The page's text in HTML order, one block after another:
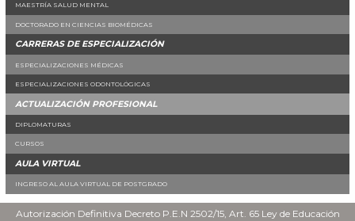
MAESTRÍA SALUD MENTAL
DOCTORADO EN CIENCIAS BIOMÉDICAS
CARRERAS DE ESPECIALIZACIÓN
ESPECIALIZACIONES MÉDICAS
ESPECIALIZACIONES ODONTOLÓGICAS
ACTUALIZACIÓN PROFESIONAL
DIPLOMATURAS
CURSOS
AULA VIRTUAL
INGRESO AL AULA VIRTUAL DE POSTGRADO
Autorización Definitiva Decreto P.E.N 2502/15, Art. 65 Ley de Educación